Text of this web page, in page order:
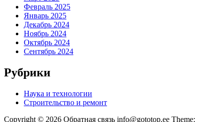
Февраль 2025
Январь 2025
Декабрь 2024
Ноябрь 2024
Октябрь 2024
Сентябрь 2024
Рубрики
Наука и технологии
Строительство и ремонт
Copyright © 2026 Обратная связь info@gototop.ee Theme: